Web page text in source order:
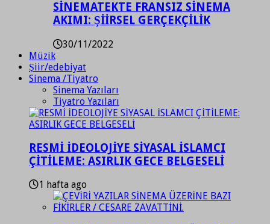
SİNEMATEKTE FRANSIZ SİNEMA
AKIMI: ŞİİRSEL GERÇEKÇİLİK
30/11/2022
Müzik
Şiir/edebiyat
Sinema /Tiyatro
Sinema Yazıları
Tiyatro Yazıları
RESMİ İDEOLOJİYE SİYASAL İSLAMCI
ÇİTİLEME: ASIRLIK GECE BELGESELİ
1 hafta ago